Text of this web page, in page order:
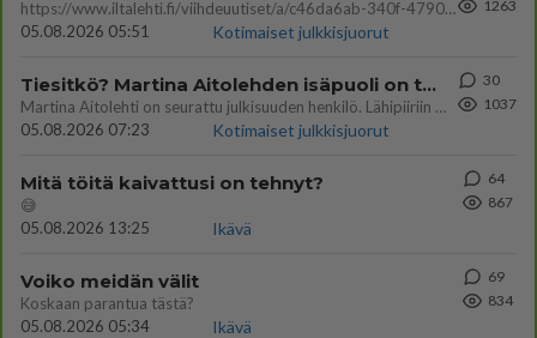
https://www.iltalehti.fi/viihdeuutiset/a/c46da6ab-340f-4790-aaa7-0865eed2336 Yrityksen konkurssihakemus on tullut kärä
05.08.2026 05:51
Kotimaiset julkkisjuorut
1263
Tiesitkö? Martina Aitolehden isäpuoli on tämä suosittu laulaja
Martina Aitolehti on seurattu julkisuuden henkilö. Lähipiiriin mahtuu muitakin tunnettuja henkilöitä. Tiesitkö, että Ma
05.08.2026 07:23
Kotimaiset julkkisjuorut
30
1037
Mitä töitä kaivattusi on tehnyt?
😅
05.08.2026 13:25
Ikävä
64
867
Voiko meidän välit
Koskaan parantua tästä?
05.08.2026 05:34
Ikävä
69
834